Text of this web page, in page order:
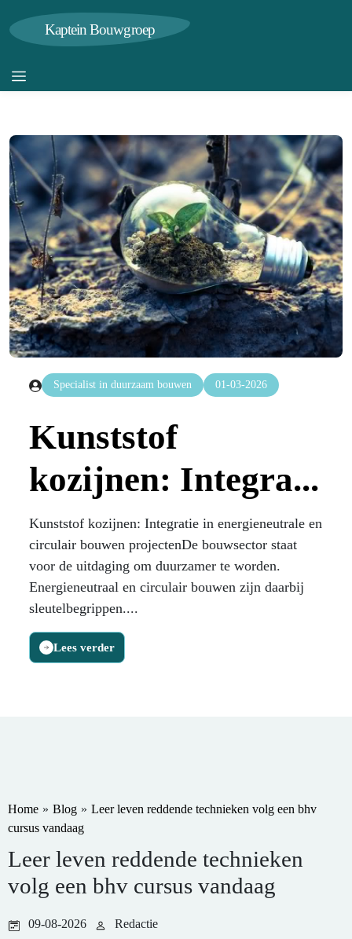
Kaptein Bouwgroep
Specialist in duurzaam bouwen 01-03-2026
Kunststof
kozijnen: Integra...
Kunststof kozijnen: Integratie in energieneutrale en
circulair bouwen projectenDe bouwsector staat
voor de uitdaging om duurzamer te worden.
Energieneutraal en circulair bouwen zijn daarbij
sleutelbegrippen....
Lees verder
Home » Blog » Leer leven reddende technieken volg een bhv
cursus vandaag
Leer leven reddende technieken
volg een bhv cursus vandaag
09-08-2026 Redactie